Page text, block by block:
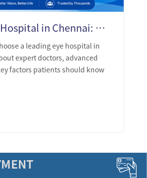
Leading Eye Hospital in Chennai: What Patients Should Know Before Choosing
a leading eye hospital in
expert doctors, advanced
factors patients should know